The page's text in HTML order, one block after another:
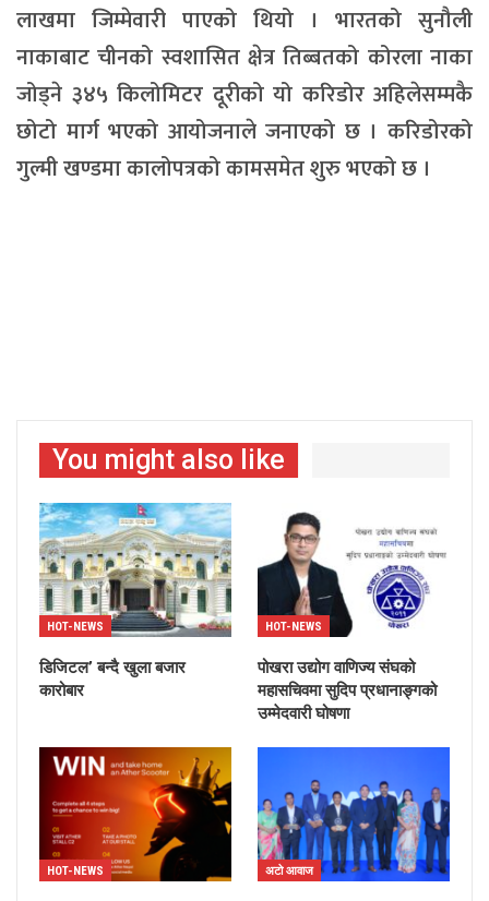
लाखमा जिम्मेवारी पाएको थियो । भारतको सुनौली
नाकाबाट चीनको स्वशासित क्षेत्र तिब्बतको कोरला नाका
जोड्ने ३४५ किलोमिटर दूरीको यो करिडोर अहिलेसम्मकै
छोटो मार्ग भएको आयोजनाले जनाएको छ । करिडोरको
गुल्मी खण्डमा कालोपत्रको कामसमेत शुरु भएको छ ।
You might also like
HOT-NEWS
डिजिटल’ बन्दै खुला बजार
कारोबार
HOT-NEWS
पोखरा उद्योग वाणिज्य संघको
महासचिवमा सुदिप प्रधानाङ्गको
उम्मेदवारी घोषणा
HOT-NEWS अटो आवाज